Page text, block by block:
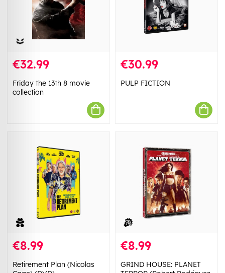
€32.99
Friday the 13th 8 movie
collection
€30.99
PULP FICTION
€8.99
Retirement Plan (Nicolas
€8.99
GRIND HOUSE: PLANET